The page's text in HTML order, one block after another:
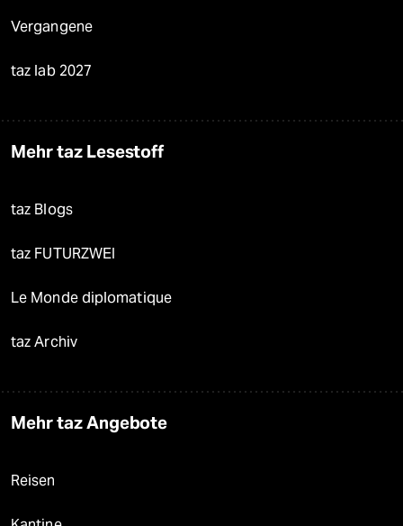
Vergangene
taz lab 2027
Mehr taz Lesestoff
taz Blogs
taz FUTURZWEI
Le Monde diplomatique
taz Archiv
Mehr taz Angebote
Reisen